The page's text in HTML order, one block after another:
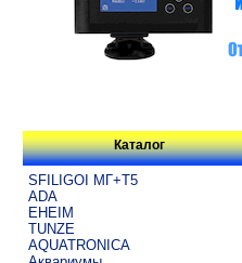
Каталог
SFILIGOI МГ+Т5
ADA
EHEIM
TUNZE
AQUATRONICA